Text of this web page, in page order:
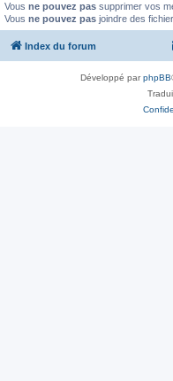
Vous ne pouvez pas supprimer vos
Vous ne pouvez pas joindre des
Index du forum
Développé parphpBB